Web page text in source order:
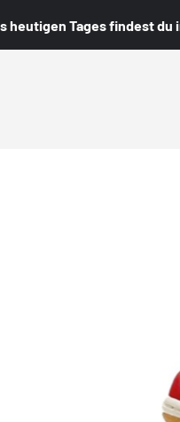
Tages findest du